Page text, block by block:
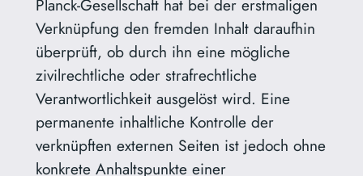
Planck-Gesellschaft hat bei der erstmaligen
Verknüpfung den fremden Inhalt daraufhin
überprüft, ob durch ihn eine mögliche
zivilrechtliche oder strafrechtliche
Verantwortlichkeit ausgelöst wird. Eine
permanente inhaltliche Kontrolle der
verknüpften externen Seiten ist jedoch ohne
konkrete Anhaltspunkte einer